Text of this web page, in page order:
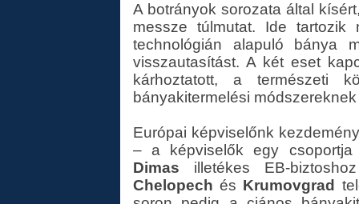
A botrányok sorozata által
messze túlmutat. Ide
technológián alapuló bánya
visszautasítást. A két eset
kárhoztatott, a természeti
bányakitermelési
Európai képviselőnk
– a képviselők egy
Dimas illetékes EB-
Chelopech és Krumovgrad